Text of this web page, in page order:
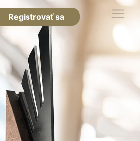
Registrovať sa